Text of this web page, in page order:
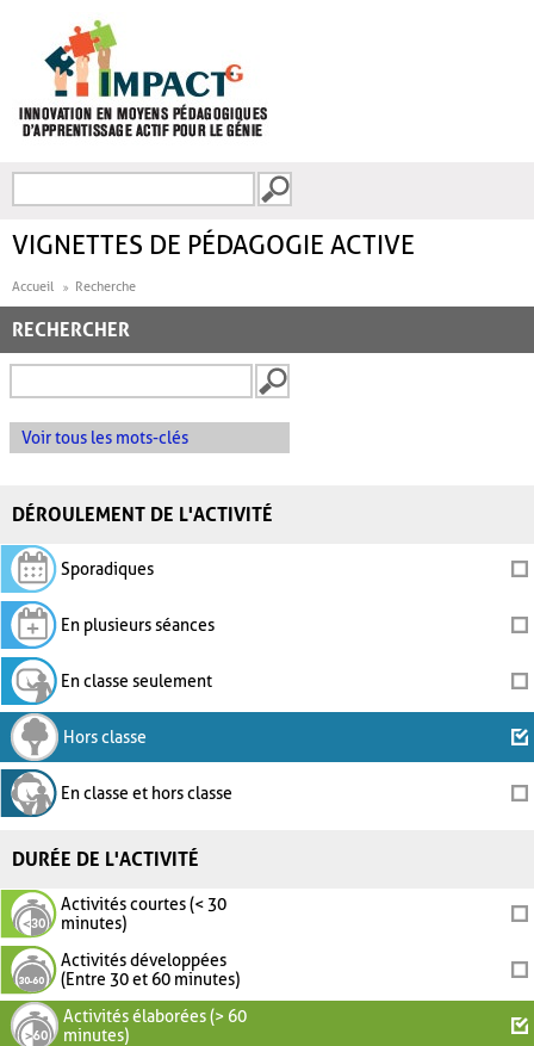
FORMULAIRE DE
VIGNETTES DE PÉDAGOGIE ACTIVE
Accueil Recherche
RECHERCHER
Voir tous les mots-clés
DÉROULEMENT DE L'ACTIVITÉ
Sporadiques
En plusieurs séances
En classe seulement
Hors classe
En classe et hors classe
DURÉE DE L'ACTIVITÉ
Activités courtes (< 30
minutes)
Activités développées
(Entre 30 et 60 minutes)
Activités élaborées (> 60
minutes)